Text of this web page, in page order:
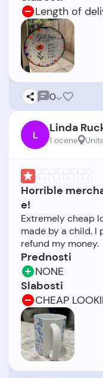
Length of
0
L Linda
1 ocene
Horrible
e!
Extremely cheap
made by a child. I
Prednosti
NONE
Slabosti
CHEAP